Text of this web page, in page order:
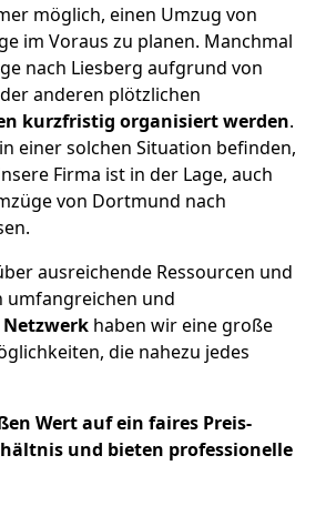
möglich, einen Umzug von
im Voraus zu planen. Manchmal
nach Liesberg aufgrund von
anderen plötzlichen
kurzfristig organisiert werden.
einer solchen Situation befinden,
Firma ist in der Lage, auch
von Dortmund nach
ausreichende Ressourcen und
umfangreichen und
haben wir eine große
die nahezu jedes
Wert auf ein faires Preis-
und bieten professionelle